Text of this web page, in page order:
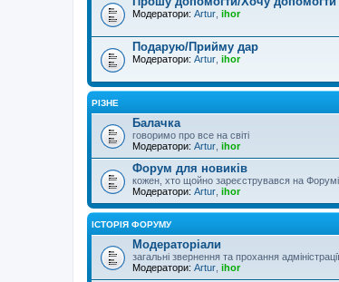
Модератори: Artur ihor
Подарую/Прийму дар
Модератори: Artur ihor
РІЗНЕ
Балачка
говоримо про все на світі
Модератори: Artur ihor
Форум для новиків
кожен, хто щойно зареєструвався на
Модератори: Artur ihor
ІСТОРІЯ ФОРУМУ
Модераторіали
загальні звернення та прохання
Модератори: Artur ihor